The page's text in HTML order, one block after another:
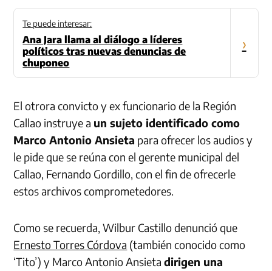
Te puede interesar:
Ana Jara llama al diálogo a líderes
políticos tras nuevas denuncias de
chuponeo
›
El otrora convicto y ex funcionario de la Región
Callao instruye a un sujeto identificado como
Marco Antonio Ansieta para ofrecer los audios y
le pide que se reúna con el gerente municipal del
Callao, Fernando Gordillo, con el fin de ofrecerle
estos archivos comprometedores.
Como se recuerda, Wilbur Castillo denunció que
Ernesto Torres Córdova (también conocido como
‘Tito’) y Marco Antonio Ansietadirigen una